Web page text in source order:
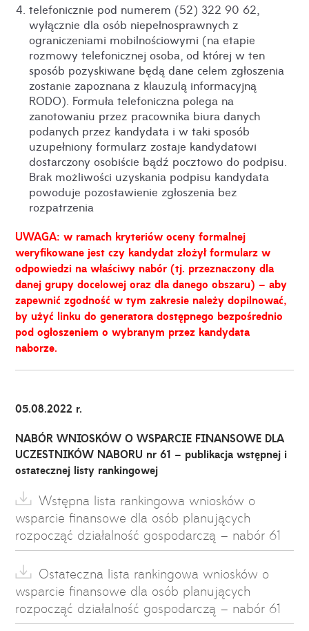
telefonicznie pod numerem (52) 322 90 62,
wyłącznie dla osób niepełnosprawnych z
ograniczeniami mobilnościowymi (na etapie
rozmowy telefonicznej osoba, od której w ten
sposób pozyskiwane będą dane celem zgłoszenia
zostanie zapoznana z klauzulą informacyjną
RODO). Formuła telefoniczna polega na
zanotowaniu przez pracownika biura danych
podanych przez kandydata i w taki sposób
uzupełniony formularz zostaje kandydatowi
dostarczony osobiście bądź pocztowo do podpisu.
Brak możliwości uzyskania podpisu kandydata
powoduje pozostawienie zgłoszenia bez
rozpatrzenia
UWAGA: w ramach kryteriów oceny formalnej
weryfikowane jest czy kandydat złożył formularz w
odpowiedzi na właściwy nabór (tj. przeznaczony dla
danej grupy docelowej oraz dla danego obszaru) – aby
zapewnić zgodność w tym zakresie należy dopilnować,
by użyć linku do generatora dostępnego bezpośrednio
pod ogłoszeniem o wybranym przez kandydata
naborze.
05.08.2022 r.
NABÓR WNIOSKÓW O WSPARCIE FINANSOWE DLA
UCZESTNIKÓW NABORU nr 61 – publikacja wstępnej i
ostatecznej listy rankingowej
Wstępna lista rankingowa wniosków o
wsparcie finansowe dla osób planujących
rozpocząć działalność gospodarczą – nabór 61
Ostateczna lista rankingowa wniosków o
wsparcie finansowe dla osób planujących
rozpocząć działalność gospodarczą – nabór 61